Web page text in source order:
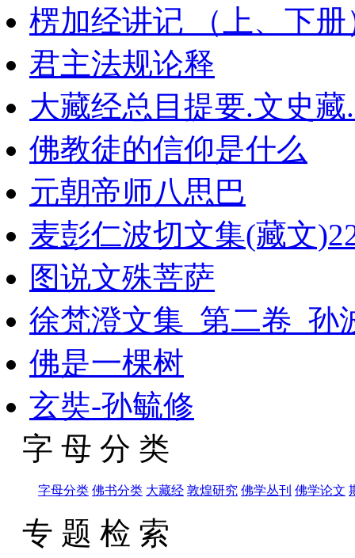
楞加经讲记 （上、下册
君主法规论释
大藏经总目提要.文史藏
佛教徒的信仰是什么
元朝帝师八思巴
麦彭仁波切文集(藏文
图说文殊菩萨
徐梵澄文集_第二卷_孙
佛是一棵树
玄奘-孙毓修
字 母 分 类
字母分类 佛书分类 大藏经 敦煌研究 佛学丛刊 佛学论文
专 题 检 索